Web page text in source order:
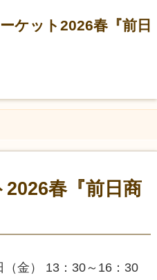
ケット2026春『前日
春『前日商
金） 13：30～16：30